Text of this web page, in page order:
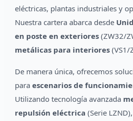
eléctricas, plantas industriales y
Nuestra cartera abarca desde
en poste en exteriores (ZW32/
metálicas para interiores (VS1/
De manera única, ofrecemos
paraescenarios de
Utilizando tecnología avanzada
repulsión eléctrica (Serie